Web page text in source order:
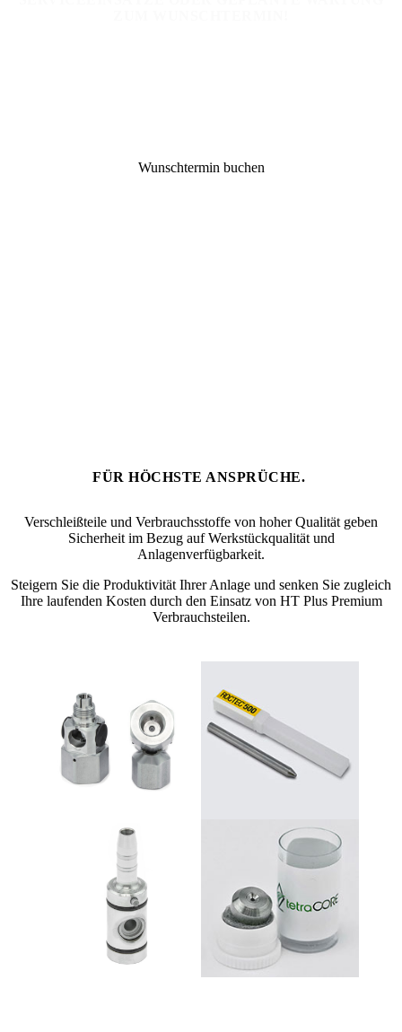
Wunschtermin buchen
FÜR HÖCHSTE ANSPRÜCHE.
Verschleißteile und Verbrauchsstoffe von hoher Qualität geben
Sicherheit im Bezug auf Werkstückqualität und
Anlagenverfügbarkeit.
Steigern Sie die Produktivität Ihrer Anlage und senken Sie zugleich
Ihre laufenden Kosten durch den Einsatz von HT Plus Premium
Verbrauchsteilen.